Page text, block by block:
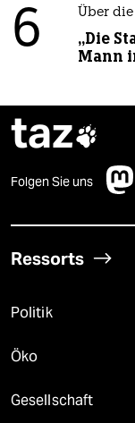
6 Über
„Die
Mann
taz
Folgen Sie uns
Ressorts
Politik
Öko
Gesellschaft